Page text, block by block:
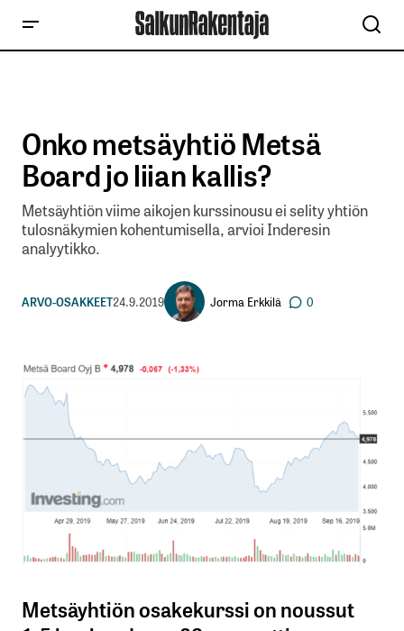
Onko metsäyhtiö Metsä
Board jo liian kallis?
Metsäyhtiön viime aikojen kurssinousu ei selity yhtiön
tulosnäkymien kohentumisella, arvioi Inderesin
analyytikko.
ARVO-OSAKKEET24.9.2019 Jorma Erkkilä 0
Metsäyhtiön osakekurssi on noussut